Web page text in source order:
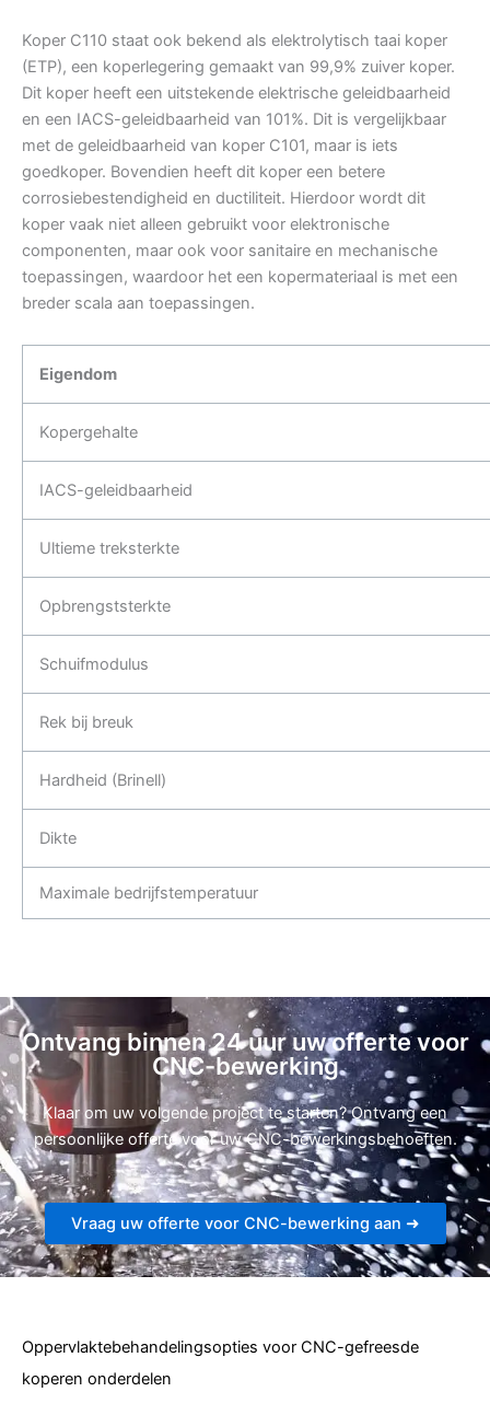
Koper C110 staat ook bekend als elektrolytisch taai koper
(ETP), een koperlegering gemaakt van 99,9% zuiver koper.
Dit koper heeft een uitstekende elektrische geleidbaarheid
en een IACS-geleidbaarheid van 101%. Dit is vergelijkbaar
met de geleidbaarheid van koper C101, maar is iets
goedkoper. Bovendien heeft dit koper een betere
corrosiebestendigheid en ductiliteit. Hierdoor wordt dit
koper vaak niet alleen gebruikt voor elektronische
componenten, maar ook voor sanitaire en mechanische
toepassingen, waardoor het een kopermateriaal is met een
breder scala aan toepassingen.
Eigendom
Kopergehalte
IACS-geleidbaarheid
Ultieme treksterkte
Opbrengststerkte
Schuifmodulus
Rek bij breuk
Hardheid (Brinell)
Dikte
Maximale bedrijfstemperatuur
Ontvang binnen 24 uur uw offerte voor
CNC-bewerking
Klaar om uw volgende project te starten? Ontvang een
persoonlijke offerte voor uw CNC-bewerkingsbehoeften.
Vraag uw offerte voor CNC-bewerking aan ➜
Oppervlaktebehandelingsopties voor CNC-gefreesde
koperen onderdelen